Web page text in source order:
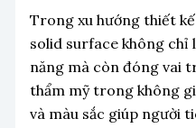
Trong xu hướng thiết
solid surface không chỉ
năng mà còn đóng vai
thẩm mỹ trong không
và màu sắc giúp người